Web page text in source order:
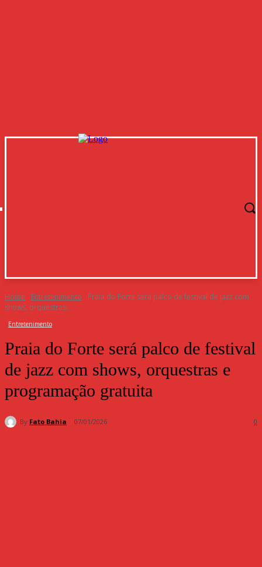
Home Entretenimento
Praia do Forte será palco de festival de jazz com
shows, orquestras...
Entretenimento
Praia do Forte será palco de festival
de jazz com shows, orquestras e
programação gratuita
By Fato Bahia 07/01/2026 0